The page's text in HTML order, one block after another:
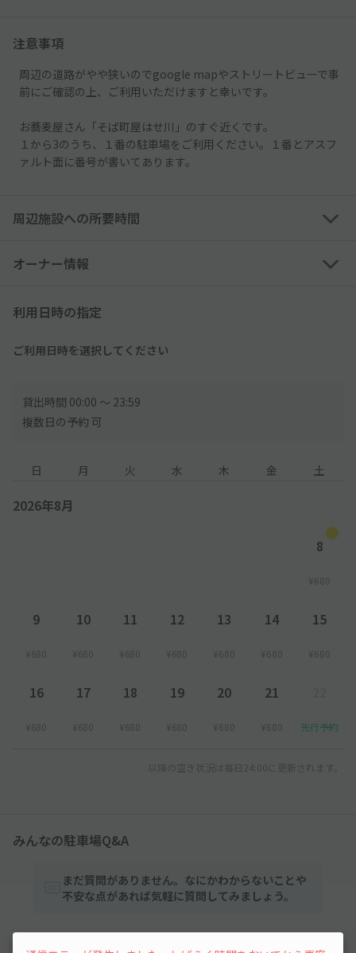
注意事項
周辺の道路がやや狭いのでgoogle mapやストリートビューで事
前にご確認の上、ご利用いただけますと幸いです。
お蕎麦屋さん「そば町屋はせ川」のすぐ近くです。
１から3のうち、１番の駐車場をご利用ください。１番とアスフ
ァルト面に番号が書いてあります。
周辺施設への所要時間
オーナー情報
利用日時の指定
ご利用日時を選択してください
貸出時間 00:00 〜 23:59
複数日の予約 可
日 月 火 水 木 金 土
2026年8月
8
¥680
9
¥680
10
¥680
11
¥680
12
¥680
13
¥680
14
¥680
15
¥680
16
¥680
17
¥680
18
¥680
19
¥680
20
¥680
21
¥680 先行予約
以降の空き状況は毎日24:00に更新されます。
みんなの駐車場Q&A
まだ質問がありません。なにかわからないことや
不安な点があれば気軽に質問してみましょう。
質問する